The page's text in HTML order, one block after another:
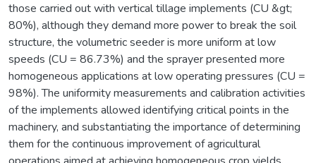
those carried out with vertical tillage implements (CU &gt;
80%), although they demand more power to break the soil
structure, the volumetric seeder is more uniform at low
speeds (CU = 86.73%) and the sprayer presented more
homogeneous applications at low operating pressures (CU =
98%). The uniformity measurements and calibration activities
of the implements allowed identifying critical points in the
machinery, and substantiating the importance of determining
them for the continuous improvement of agricultural